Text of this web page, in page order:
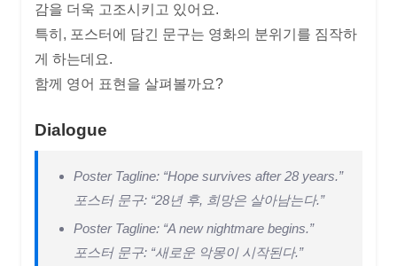
감을 더욱 고조시키고 있어요.
특히, 포스터에 담긴 문구는 영화의 분위기를 짐작하
게 하는데요.
함께 영어 표현을 살펴볼까요?
Dialogue
Poster Tagline: “Hope survives after 28 years.”
포스터 문구: “28년 후, 희망은 살아남는다.”
Poster Tagline: “A new nightmare begins.”
포스터 문구: “새로운 악몽이 시작된다.”